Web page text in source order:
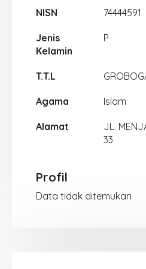
NISN 74444591
Jenis
Kelamin
P
T.T.L
Agama Islam
Alamat
JL.
33
Profil
Data tidak ditemukan